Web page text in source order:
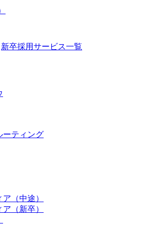
新卒採用サービス一覧
ーティング
（中途）
（新卒）